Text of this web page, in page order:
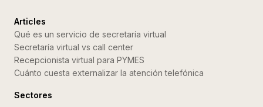
Articles
Qué es un servicio de secretaría virtual
Secretaría virtual vs call center
Recepcionista virtual para PYMES
Cuánto cuesta externalizar la atención telefónica
Sectores